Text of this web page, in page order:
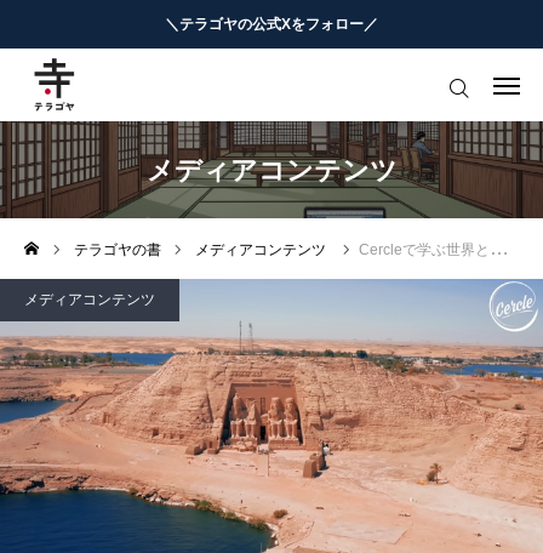
＼テラゴヤの公式Xをフォロー／
メディアコンテンツ
テラゴヤの書 メディアコンテンツ Cercleで学ぶ世界と音楽の多様性
メディアコンテンツ
はじめての方へ
教育ニュースまとめ
ヨミモノ・特集
マナビ・学習攻略
お役立ちリンク集
テラゴヤ週報
お知らせ